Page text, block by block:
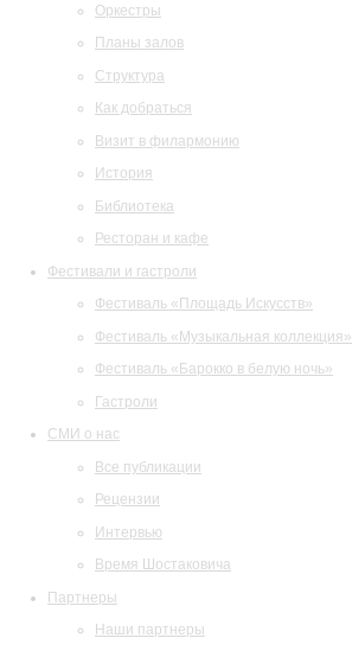
Оркестры
Планы залов
Структура
Как добраться
Визит в филармонию
История
Библиотека
Ресторан и кафе
Фестивали и гастроли
Фестиваль «Площадь Искусств»
Фестиваль «Музыкальная коллекция»
Фестиваль «Барокко в белую ночь»
Гастроли
СМИ о нас
Все публикации
Рецензии
Интервью
Время Шостаковича
Партнеры
Наши партнеры